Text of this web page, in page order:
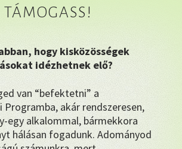
TÁMOGASS!
hogy kisközösségek
idézhetnek elő?
van “befektetni” a
Programba, akár rendszeresen,
egy alkalommal, bármekkora
hálásan fogadunk. Adományod